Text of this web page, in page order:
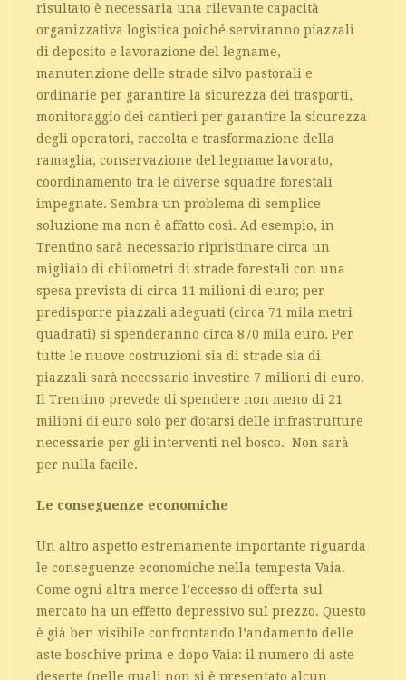
risultato è necessaria una rilevante capacità
organizzativa logistica poiché serviranno piazzali
di deposito e lavorazione del legname,
manutenzione delle strade silvo pastorali e
ordinarie per garantire la sicurezza dei trasporti,
monitoraggio dei cantieri per garantire la sicurezza
degli operatori, raccolta e trasformazione della
ramaglia, conservazione del legname lavorato,
coordinamento tra le diverse squadre forestali
impegnate. Sembra un problema di semplice
soluzione ma non è affatto così. Ad esempio, in
Trentino sarà necessario ripristinare circa un
migliaio di chilometri di strade forestali con una
spesa prevista di circa 11 milioni di euro; per
predisporre piazzali adeguati (circa 71 mila metri
quadrati) si spenderanno circa 870 mila euro. Per
tutte le nuove costruzioni sia di strade sia di
piazzali sarà necessario investire 7 milioni di euro.
Il Trentino prevede di spendere non meno di 21
milioni di euro solo per dotarsi delle infrastrutture
necessarie per gli interventi nel bosco. Non sarà
per nulla facile.
Le conseguenze economiche
Un altro aspetto estremamente importante riguarda
le conseguenze economiche nella tempesta Vaia.
Come ogni altra merce l’eccesso di offerta sul
mercato ha un effetto depressivo sul prezzo. Questo
è già ben visibile confrontando l’andamento delle
aste boschive prima e dopo Vaia: il numero di aste
deserte (nelle quali non si è presentato alcun